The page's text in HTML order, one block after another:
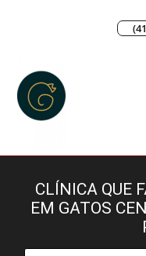
CLÍNICA QUE
EM GATOS